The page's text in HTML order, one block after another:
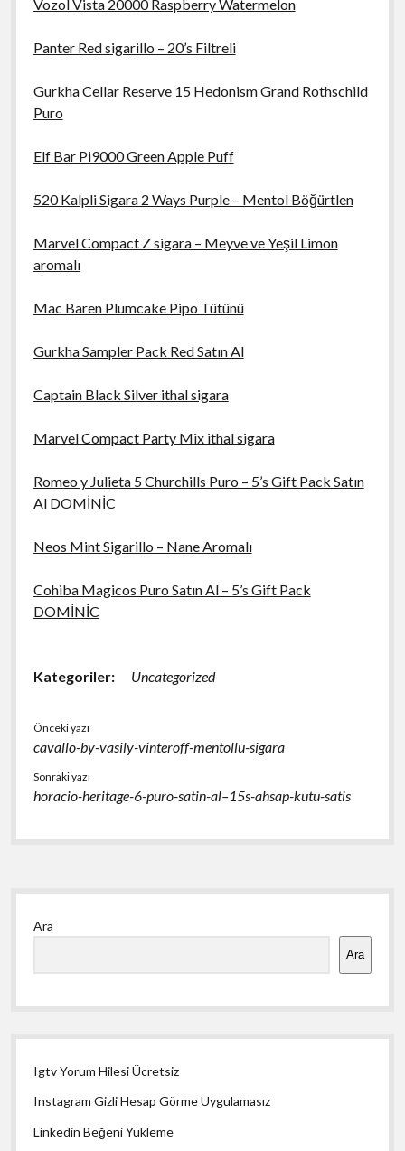
Vozol Vista 20000 Raspberry Watermelon
Panter Red sigarillo – 20’s Filtreli
Gurkha Cellar Reserve 15 Hedonism Grand Rothschild
Puro
Elf Bar Pi9000 Green Apple Puff
520 Kalpli Sigara 2 Ways Purple – Mentol Böğürtlen
Marvel Compact Z sigara – Meyve ve Yeşil Limon
aromalı
Mac Baren Plumcake Pipo Tütünü
Gurkha Sampler Pack Red Satın Al
Captain Black Silver ithal sigara
Marvel Compact Party Mix ithal sigara
Romeo y Julieta 5 Churchills Puro – 5’s Gift Pack Satın
Al DOMİNİC
Neos Mint Sigarillo – Nane Aromalı
Cohiba Magicos Puro Satın Al – 5’s Gift Pack
DOMİNİC
Kategoriler: Uncategorized
Önceki yazı
cavallo-by-vasily-vinteroff-mentollu-sigara
Sonraki yazı
horacio-heritage-6-puro-satin-al–15s-ahsap-kutu-satis
Yan
Menü
Ara
Ara
Igtv Yorum Hilesi Ücretsiz
Instagram Gizli Hesap Görme Uygulamasız
Linkedin Beğeni Yükleme